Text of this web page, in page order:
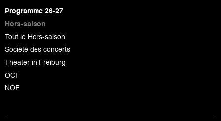
page
Programme 26-27
Hors-saison
Tout le Hors-saison
Société des concerts
Theater in Freiburg
OCF
NOF